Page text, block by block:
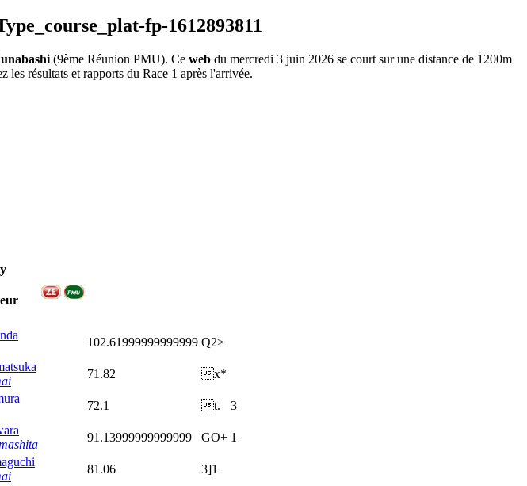
(9ème Réunion PMU). Ce web du mercredi 3 juin 2026 se court sur une distance de 1200m
les résultats et rapports du Race 1 après l'arrivée.
102.61999999999999 Q2>
71.82 x*
72.1 t. 3
91.13999999999999 GO+ 1
81.06 3]1